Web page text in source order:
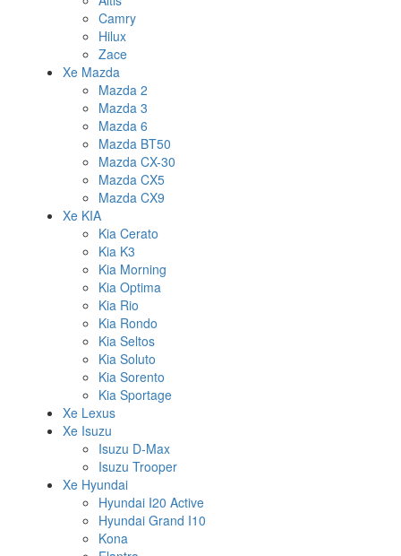
Camry
Hilux
Zace
Xe Mazda
Mazda 2
Mazda 3
Mazda 6
Mazda BT50
Mazda CX-30
Mazda CX5
Mazda CX9
Xe KIA
Kia Cerato
Kia K3
Kia Morning
Kia Optima
Kia Rio
Kia Rondo
Kia Seltos
Kia Soluto
Kia Sorento
Kia Sportage
Xe Lexus
Xe Isuzu
Isuzu D-Max
Isuzu Trooper
Xe Hyundai
Hyundai I20 Active
Hyundai Grand I10
Kona